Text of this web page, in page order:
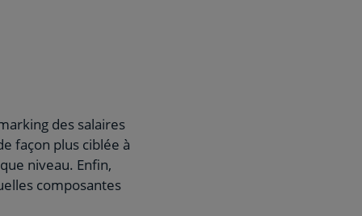
des salaires
façon plus ciblée à
niveau. Enfin,
composantes